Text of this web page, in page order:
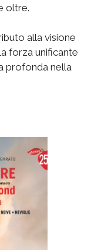
oltre.
alla visione
forza unificante
profonda nella